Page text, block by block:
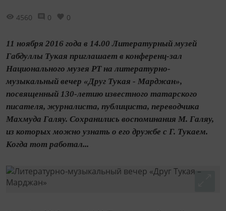
4560 0 0
11 ноября 2016 года в 14.00 Литературный музей
Габдуллы Тукая приглашает в конференц-зал
Национального музея РТ на литературно-
музыкальный вечер «Друг Тукая - Марджан»,
посвященный 130-летию известного татарского
писателя, журналиста, публициста, переводчика
Махмуда Галяу. Сохранились воспоминания М. Галяу,
из которых можно узнать о его дружбе с Г. Тукаем.
Когда тот работал...